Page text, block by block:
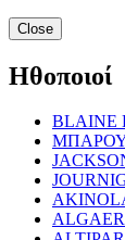
Close
Ηθοποιοί
BLAINE